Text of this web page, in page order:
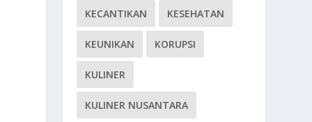
KECANTIKAN KESEHATAN
KEUNIKAN KORUPSI
KULINER
KULINER NUSANTARA